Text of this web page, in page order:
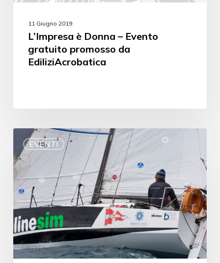
11 Giugno 2019
L’Impresa è Donna – Evento
gratuito promosso da
EdiliziAcrobatica
EVENTI